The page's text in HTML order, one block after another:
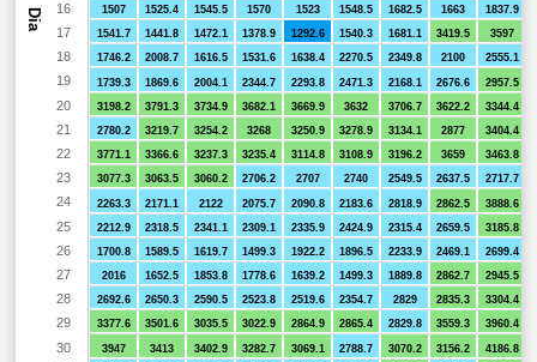
Dia
1507
1525.4 1545.5 1570 1523 1548.5 1682.5 1663 1837.9
1541.7
1441.8 1472.1 1378.9 1292.6 1540.3 1681.1 3419.5 3597
1746.2
2008.7 1616.5 1531.6 1638.4 2270.5 2349.8 2100 2555.1
1739.3 1869.6 2004.1 2344.7 2293.8 2471.3 2168.1 2676.6 2957.5
3198.2
3791.3 3734.9 3682.1 3669.9 3632 3706.7 3622.2 3344.4
2780.2
3219.7 3254.2 3268 3250.9 3278.9 3134.1 2877 3404.4
3771.1
3366.6 3237.3 3235.4 3114.8 3108.9 3196.2 3659 3463.8
3077.3
3063.5 3060.2 2706.2 2707 2740 2549.5 2637.5 2717.7
2263.3 2171.1 2122 2075.7 2090.8 2183.6 2818.9 2862.5 3888.6
2212.9
2318.5 2341.1 2309.1 2335.9 2424.9 2315.4 2659.5 3185.8
1700.8
1589.5 1619.7 1499.3 1922.2 1896.5 2233.9 2469.1 2699.4
2016
1652.5 1853.8 1778.6 1639.2 1499.3 1889.8 2862.7
2945.5
2692.6
2650.3 2590.5 2523.8 2519.6 2354.7 2829 2835.3 3304.4
3377.6
3501.6 3035.5 3022.9 2864.9 2865.4 2829.8 3559.3 3960.4
3947 3413 3402.9 3282.7 3069.1 2788.7 3070.2 3156.2
4186.8
16
17
18
19
20
21
22
23
24
25
26
27
28
29
30